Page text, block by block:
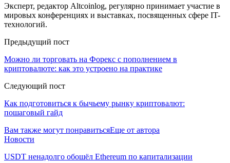
Эксперт, редактор Altcoinlog, регулярно принимает участие в
мировых конференциях и выставках, посвященных сфере IT-
технологий.
Предыдущий пост
Можно ли торговать на Форекс с пополнением в
криптовалюте: как это устроено на практике
Следующий пост
Как подготовиться к бычьему рынку криптовалют:
пошаговый гайд
Вам также могут понравитьсяЕще от автора
Новости
USDT ненадолго обошёл Ethereum по капитализации